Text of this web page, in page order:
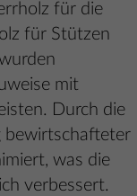
für die
für Stützen
mit
Durch die
bewirtschafteter
was die
verbessert.